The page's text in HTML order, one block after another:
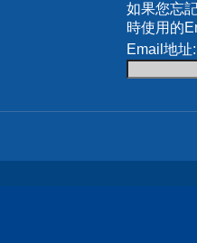
如果您忘
時使用的
Email地址: